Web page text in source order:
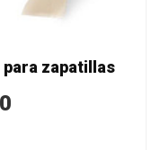
zapatillas